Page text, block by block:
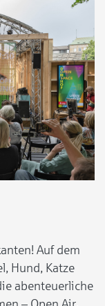
Auf dem
Hund, Katze
abenteuerliche